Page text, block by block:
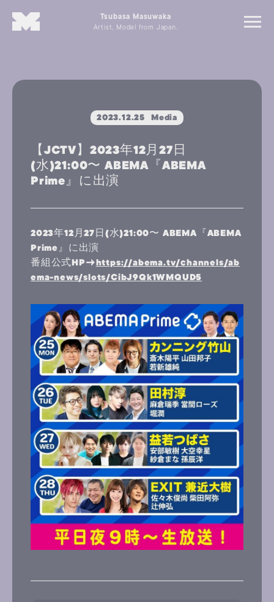
Tsubasa Masuwaka
Artist, Model from Japan.
2023.12.25 Media
【JCTV】2023年12月27日
(水)21:00〜 ABEMA『ABEMA
Prime』に出演
2023年12月27日(水)21:00〜 ABEMA『ABEMA
Prime』に出演
番組公式HP→https://abema.tv/channels/ab
ema-news/slots/CibJ9Qk1WMQUD5